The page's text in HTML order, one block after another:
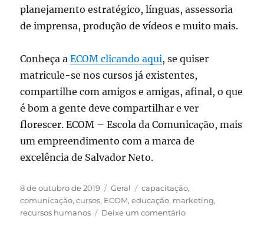
planejamento estratégico, línguas, assessoria
de imprensa, produção de vídeos e muito mais.
Conheça aECOM clicando aqui, se quiser
matricule-se nos cursos já existentes,
compartilhe com amigos e amigas, afinal, o que
é bom a gente deve compartilhar e ver
florescer. ECOM – Escola da Comunicação, mais
um empreendimento com a marca de
excelência de Salvador Neto.
Publicado
em
8 de outubro de 2019 Categorias
Geral Tags
capacitação,
comunicação,cursos, ECOM,educação, marketing,
recursos humanos
Deixe um comentárioem